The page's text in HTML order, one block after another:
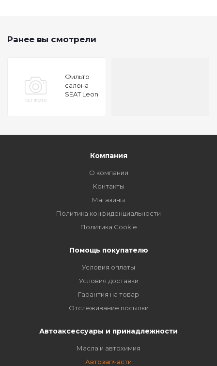
Ранее вы смотрели
Фильтр
салона
SEAT Leon
Компания
О компании
Контакты
Магазины
Политика конфиденциальности
Политика Cookie
Помощь покупателю
Условия оплаты
Условия доставки
Гарантия на товар
Отслеживание посылки
Автоаксессуары и принадлежности
Масла и автохимия
Автозапчасти